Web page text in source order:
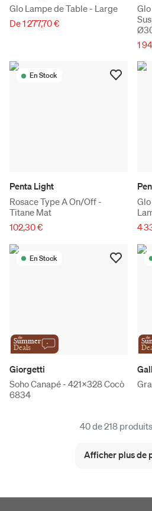
Glo Lampe de Table - Large
De 1 277,70 €
1
En Stock
Penta Light
Rosace Type A On/Off -
Titane Mat
102,30 €
4
En Stock
the
Summer
Deals
Giorgetti
Soho Canapé - 421x328 Cocò
6834
the
40 de 218
Afficher plus de